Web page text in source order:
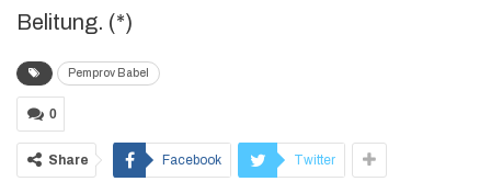
Belitung. (*)
Pemprov Babel
0
Share Facebook Twitter